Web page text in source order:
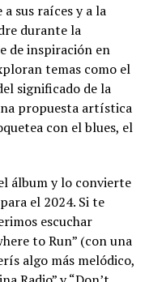
sus raíces y a la
durante la
de inspiración en
temas como el
significado de la
propuesta artística
con el blues, el
álbum y lo convierte
el 2024. Si te
escuchar
to Run” (con una
algo más melódico,